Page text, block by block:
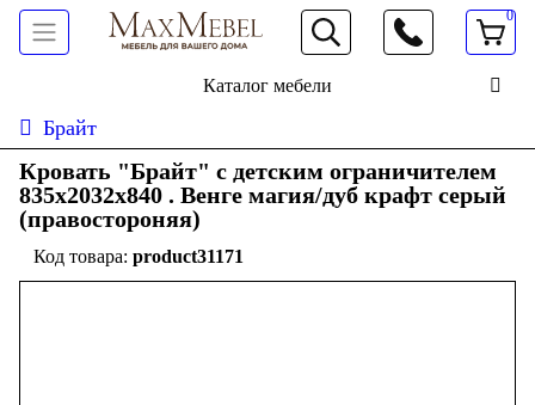
066 472 19 61
0
Каталог мебели
Брайт
Кровать "Брайт" с детским ограничителем
835x2032x840 . Венге магия/дуб крафт серый
(правостороняя)
product31171